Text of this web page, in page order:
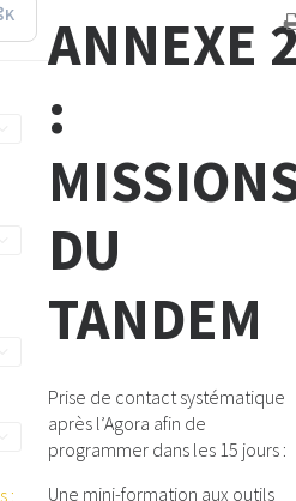
:
ANNEXE
:
DU
TANDEM
Prise de contact systématique
après l’Agora afin de
programmer dans les 15 jours :
Une mini-formation aux outils